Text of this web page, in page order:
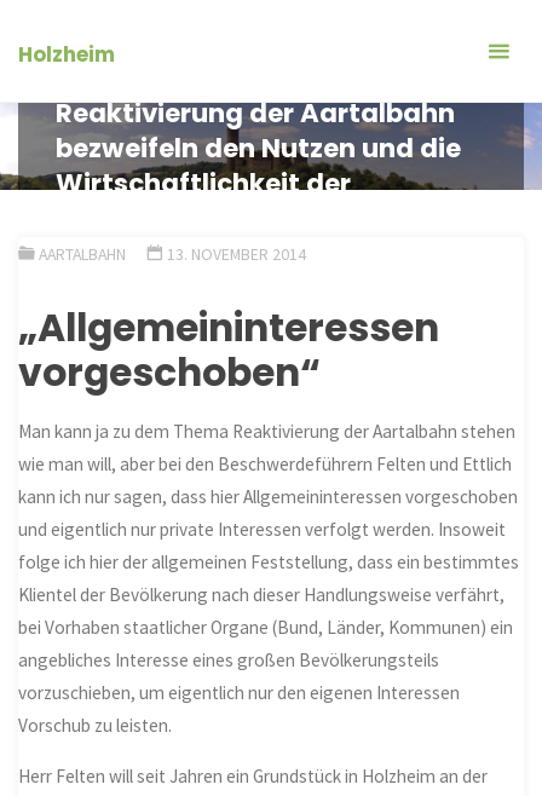
InhaltHolzheim
Reaktivierung der Aartalbahn
bezweifeln den Nutzen und die
Wirtschaftlichkeit der
AARTALBAHN 13. NOVEMBER 2014
„Allgemeininteressen
vorgeschoben“
Man kann ja zu dem Thema Reaktivierung der Aartalbahn stehen
wie man will, aber bei den Beschwerdeführern Felten und Ettlich
kann ich nur sagen, dass hier Allgemeininteressen vorgeschoben
und eigentlich nur private Interessen verfolgt werden. Insoweit
folge ich hier der allgemeinen Feststellung, dass ein bestimmtes
Klientel der Bevölkerung nach dieser Handlungsweise verfährt,
bei Vorhaben staatlicher Organe (Bund, Länder, Kommunen) ein
angebliches Interesse eines großen Bevölkerungsteils
vorzuschieben, um eigentlich nur den eigenen Interessen
Vorschub zu leisten.
Herr Felten will seit Jahren ein Grundstück in Holzheim an der